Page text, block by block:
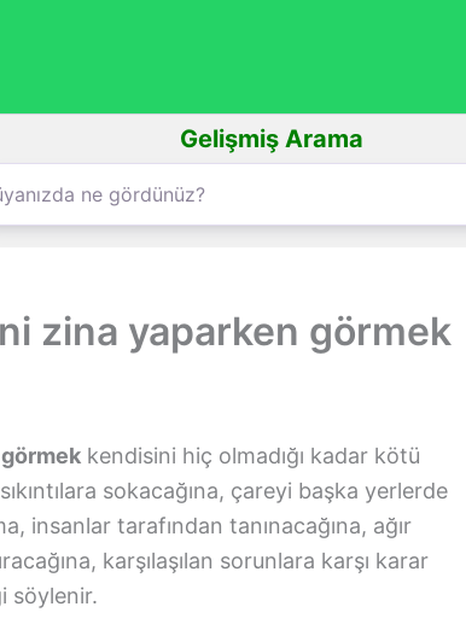
Gelişmiş Arama
zina yaparken görmek
kendisini hiç olmadığı kadar kötü
sokacağına, çareyi başka yerlerde
insanlar tarafından tanınacağına, ağır
karşılaşılan sorunlara karşı karar
söylenir.